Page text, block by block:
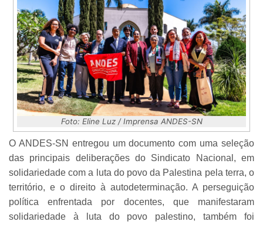
Foto: Eline Luz / Imprensa ANDES-SN
O ANDES-SN entregou um documento com uma seleção
das principais deliberações do Sindicato Nacional, em
solidariedade com a luta do povo da Palestina pela terra, o
território, e o direito à autodeterminação. A perseguição
política enfrentada por docentes, que manifestaram
solidariedade à luta do povo palestino, também foi